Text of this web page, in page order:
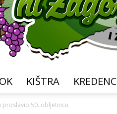
KIŠTRA KREDENC
proslavio 50. obljetnicu